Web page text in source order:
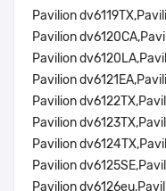
Pavilion
Pavilion
Pavilion
Pavilion
Pavilion
Pavilion
Pavilion
Pavilion
Pavilion